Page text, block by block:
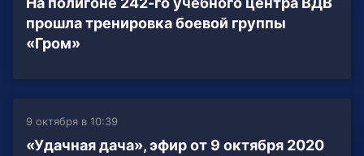
прошла тренировка боевой группы
«Гром»
9 октября в 10:39
«Удачная дача», эфир от 9 октября 2020